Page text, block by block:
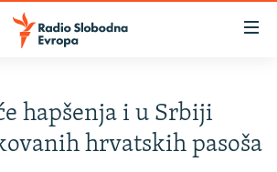
hapšenja i u Srbiji
hrvatskih pasoša